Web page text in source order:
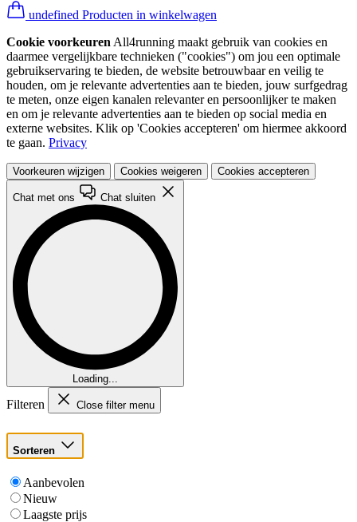
undefined Producten in winkelwagen
Cookie voorkeuren All4running maakt gebruik van cookies en
daarmee vergelijkbare technieken ("cookies") om jou een optimale
gebruikservaring te bieden, de website betrouwbaar en veilig te
houden, om je relevante advertenties aan te bieden, jouw surfgedrag
te meten, onze eigen kanalen relevanter en persoonlijker te maken
en om je relevante advertenties aan te bieden op social media en
externe websites. Klik op 'Cookies accepteren' om hiermee akkoord
te gaan. Privacy
Voorkeuren wijzigen Cookies weigeren Cookies accepteren
Chat met ons Chat sluiten
Loading...
Filteren Close filter menu
Sorteren
Aanbevolen
Nieuw
Laagste prijs